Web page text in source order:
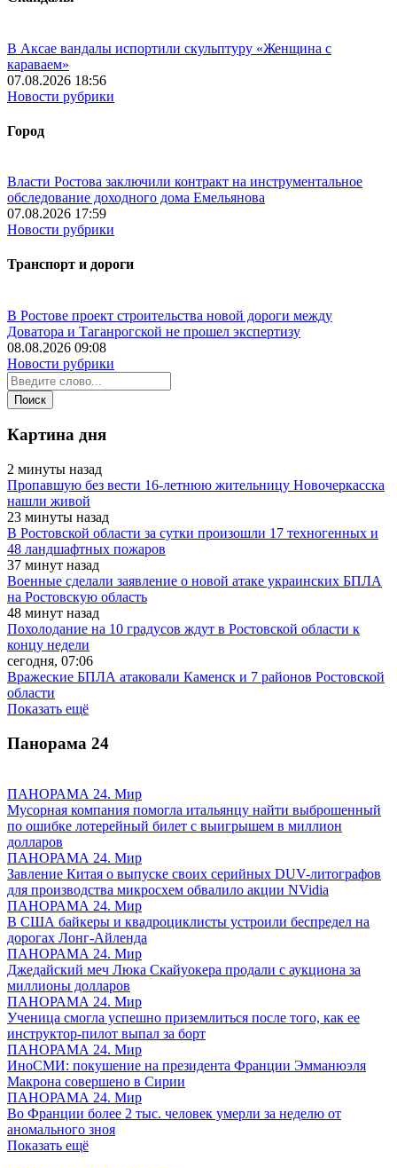
В Аксае вандалы испортили скульптуру «Женщина с
караваем»
07.08.2026 18:56
Новости рубрики
Город
Власти Ростова заключили контракт на инструментальное
обследование доходного дома Емельянова
07.08.2026 17:59
Новости рубрики
Транспорт и дороги
В Ростове проект строительства новой дороги между
Доватора и Таганрогской не прошел экспертизу
08.08.2026 09:08
Новости рубрики
Картина дня
2 минуты назад
Пропавшую без вести 16-летнюю жительницу Новочеркасска
нашли живой
23 минуты назад
В Ростовской области за сутки произошли 17 техногенных и
48 ландшафтных пожаров
37 минут назад
Военные сделали заявление о новой атаке украинских БПЛА
на Ростовскую область
48 минут назад
Похолодание на 10 градусов ждут в Ростовской области к
концу недели
сегодня, 07:06
Вражеские БПЛА атаковали Каменск и 7 районов Ростовской
области
Показать ещё
Панорама 24
ПАНОРАМА 24. Мир
Мусорная компания помогла итальянцу найти выброшенный
по ошибке лотерейный билет с выигрышем в миллион
долларов
ПАНОРАМА 24. Мир
Завление Китая о выпуске своих серийных DUV-литографов
для производства микросхем обвалило акции NVidia
ПАНОРАМА 24. Мир
В США байкеры и квадроциклисты устроили беспредел на
дорогах Лонг-Айленда
ПАНОРАМА 24. Мир
Джедайский меч Люка Скайуокера продали с аукциона за
миллионы долларов
ПАНОРАМА 24. Мир
Ученица смогла успешно приземлиться после того, как ее
инструктор-пилот выпал за борт
ПАНОРАМА 24. Мир
ИноСМИ: покушение на президента Франции Эмманюэля
Макрона совершено в Сирии
ПАНОРАМА 24. Мир
Во Франции более 2 тыс. человек умерли за неделю от
аномального зноя
Показать ещё